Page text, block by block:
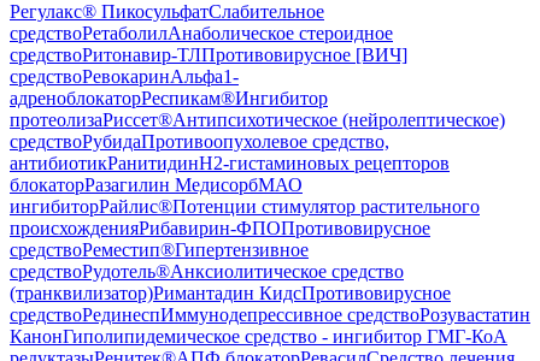
Регулакс® ПикосульфатСлабительное
средствоРетаболилАнаболическое стероидное
средствоРитонавир-ТЛПротивовирусное [ВИЧ]
средствоРевокаринАльфа1-
адреноблокаторРеспикам®Ингибитор
протеолизаРиссет®Антипсихотическое (нейролептическое)
средствоРубидаПротивоопухолевое средство,
антибиотикРанитидинH2-гистаминовых рецепторов
блокаторРазагилин МедисорбМАО
ингибиторРайлис®Потенции стимулятор растительного
происхожденияРибавирин-ФПОПротивовирусное
средствоРеместип®Гипертензивное
средствоРудотель®Анксиолитическое средство
(транквилизатор)Римантадин КидсПротивовирусное
средствоРединеспИммунодепрессивное средствоРозувастатин
КанонГиполипидемическое средство - ингибитор ГМГ-КоА